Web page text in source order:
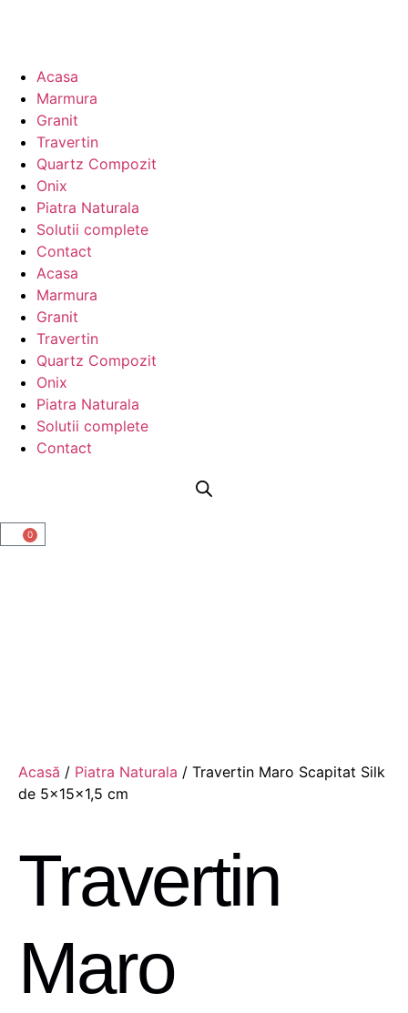
Acasa
Marmura
Granit
Travertin
Quartz Compozit
Onix
Piatra Naturala
Solutii complete
Contact
Acasa
Marmura
Granit
Travertin
Quartz Compozit
Onix
Piatra Naturala
Solutii complete
Contact
0
Acasă / Piatra Naturala / Travertin Maro Scapitat Silk
de 5x15x1,5 cm
Travertin
Maro